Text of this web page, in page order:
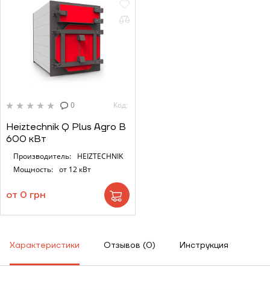
0 Код:
Heiztechnik Q Plus Agro B
600 кВт
Производитель:
HEIZTECHNIK
Мощность: от 12 кВт
от 0 грн
Характеристики Отзывов (0) Инструкция